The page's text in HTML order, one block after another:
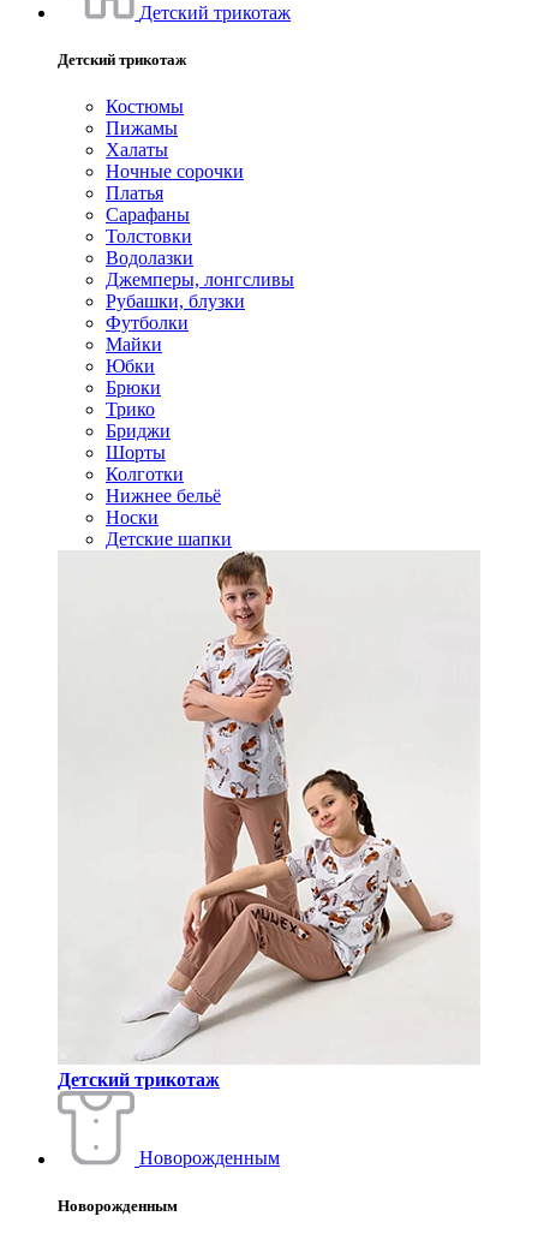
Детский трикотаж
Детский трикотаж
Костюмы
Пижамы
Халаты
Ночные сорочки
Платья
Сарафаны
Толстовки
Водолазки
Джемперы, лонгсливы
Рубашки, блузки
Футболки
Майки
Юбки
Брюки
Трико
Бриджи
Шорты
Колготки
Нижнее бельё
Носки
Детские шапки
Детский трикотаж
Новорожденным
Новорожденным